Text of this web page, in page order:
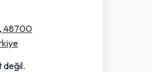
48700
değil.